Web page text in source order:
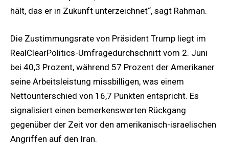
hält, das er in Zukunft unterzeichnet“, sagt Rahman.
Die Zustimmungsrate von Präsident Trump liegt im
RealClearPolitics-Umfragedurchschnitt vom 2. Juni
bei 40,3 Prozent, während 57 Prozent der Amerikaner
seine Arbeitsleistung missbilligen, was einem
Nettounterschied von 16,7 Punkten entspricht. Es
signalisiert einen bemerkenswerten Rückgang
gegenüber der Zeit vor den amerikanisch-israelischen
Angriffen auf den Iran.